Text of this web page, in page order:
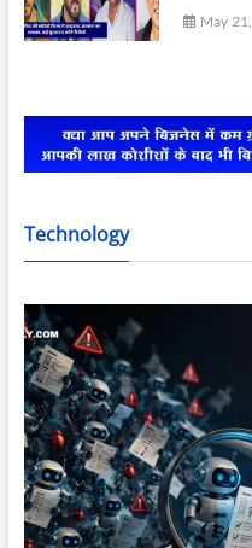
May
Technology